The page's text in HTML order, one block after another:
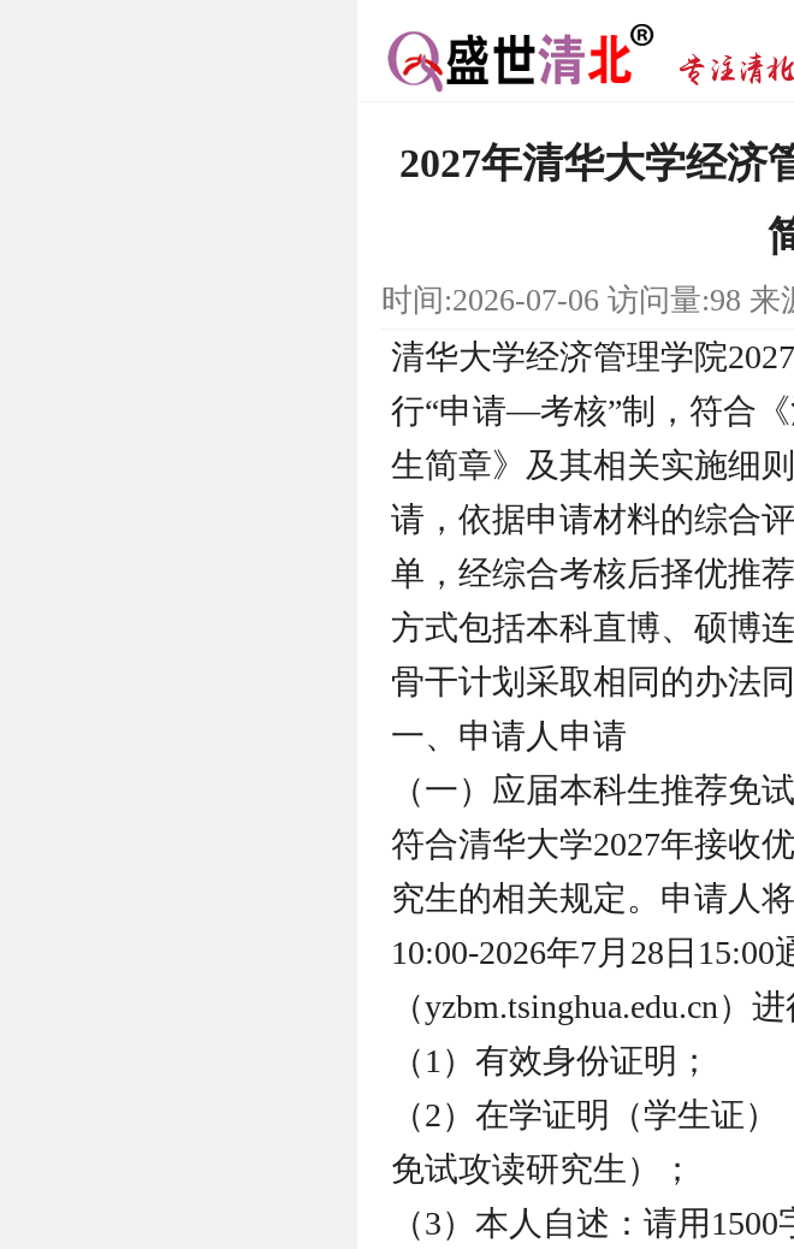
2027年清华大学经济
时间:2026-07-06 访问量:98 来
清华大学经济管理学院
行“申请―考核”制，符合
生简章》及其相关实施细
请，依据申请材料的综合
单，经综合考核后择优推
方式包括本科直博、硕博
骨干计划采取相同的办法同
一、申请人申请
（一）应届本科生推荐免
符合清华大学2027年接收
究生的相关规定。申请人
10:00-2026年7月28日
（yzbm.tsinghua.edu.cn）
（1）有效身份证明；
（2）在学证明（学生证
免试攻读研究生）；
（3）本人自述：请用